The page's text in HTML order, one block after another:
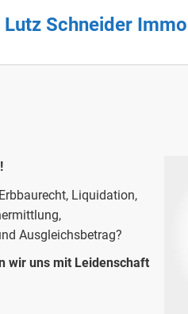
Schneider
Erbbaurecht, Liquidation,
Ausgleichsbetrag?
wir uns mit Leidenschaft